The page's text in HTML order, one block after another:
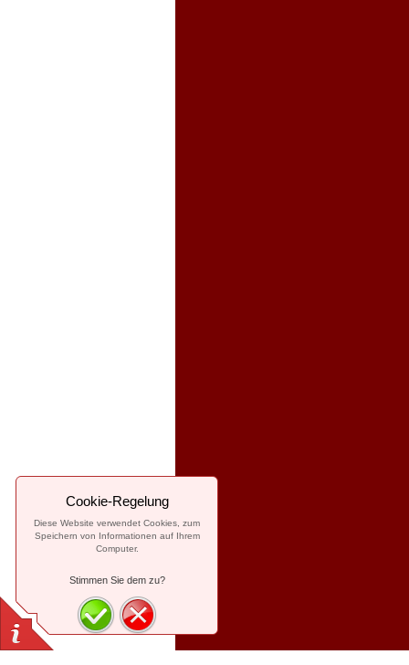
Cookie-Regelung
Diese Website verwendet Cookies, zum
Speichern von Informationen auf Ihrem
Computer.
Stimmen Sie dem zu?